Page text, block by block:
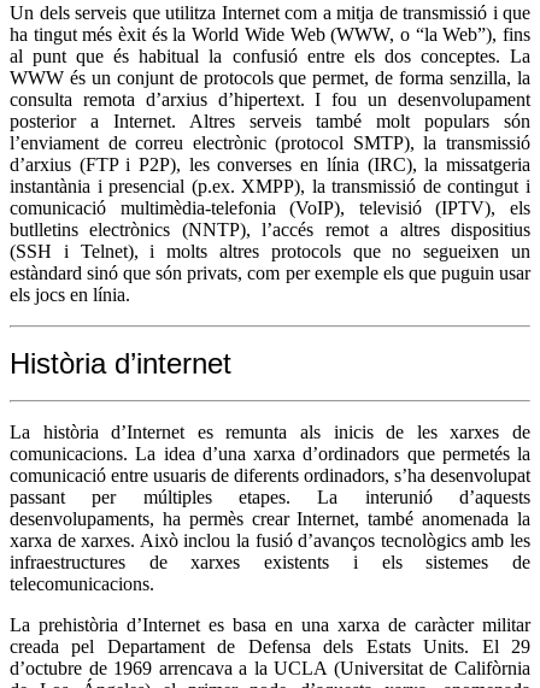
Un dels serveis que utilitza Internet com a mitja de transmissió i que
ha tingut més èxit és la World Wide Web (WWW, o “la Web”), fins
al punt que és habitual la confusió entre els dos conceptes. La
WWW és un conjunt de protocols que permet, de forma senzilla, la
consulta remota d’arxius d’hipertext. I fou un desenvolupament
posterior a Internet. Altres serveis també molt populars són
l’enviament de correu electrònic (protocol SMTP), la transmissió
d’arxius (FTP i P2P), les converses en línia (IRC), la missatgeria
instantània i presencial (p.ex. XMPP), la transmissió de contingut i
comunicació multimèdia-telefonia (VoIP), televisió (IPTV), els
butlletins electrònics (NNTP), l’accés remot a altres dispositius
(SSH i Telnet), i molts altres protocols que no segueixen un
estàndard sinó que són privats, com per exemple els que puguin usar
els jocs en línia.
Història d’internet
La història d’Internet es remunta als inicis de les xarxes de
comunicacions. La idea d’una xarxa d’ordinadors que permetés la
comunicació entre usuaris de diferents ordinadors, s’ha desenvolupat
passant per múltiples etapes. La interunió d’aquests
desenvolupaments, ha permès crear Internet, també anomenada la
xarxa de xarxes. Això inclou la fusió d’avanços tecnològics amb les
infraestructures de xarxes existents i els sistemes de
telecomunicacions.
La prehistòria d’Internet es basa en una xarxa de caràcter militar
creada pel Departament de Defensa dels Estats Units. El 29
d’octubre de 1969 arrencava a la UCLA (Universitat de Califòrnia